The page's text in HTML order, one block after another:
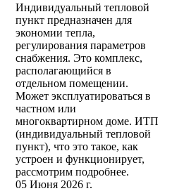
Индивидуальный тепловой
пункт предназначен для
экономии тепла,
регулирования параметров
снабжения. Это комплекс,
располагающийся в
отдельном помещении.
Может эксплуатироваться в
частном или
многоквартирном доме. ИТП
(индивидуальный тепловой
пункт), что это такое, как
устроен и функционирует,
рассмотрим подробнее.
05 Июня 2026 г.